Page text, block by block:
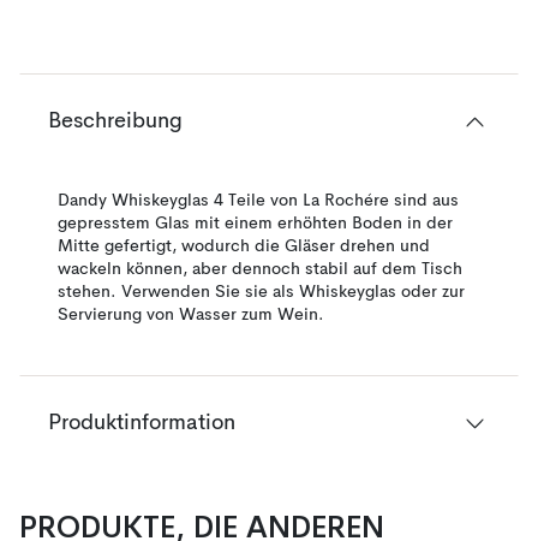
Beschreibung
Dandy Whiskeyglas 4 Teile von La Rochére sind aus
gepresstem Glas mit einem erhöhten Boden in der
Mitte gefertigt, wodurch die Gläser drehen und
wackeln können, aber dennoch stabil auf dem Tisch
stehen. Verwenden Sie sie als Whiskeyglas oder zur
Servierung von Wasser zum Wein.
Produktinformation
PRODUKTE, DIE ANDEREN